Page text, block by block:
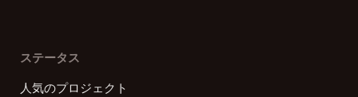
ステータス
人気のプロジェクト